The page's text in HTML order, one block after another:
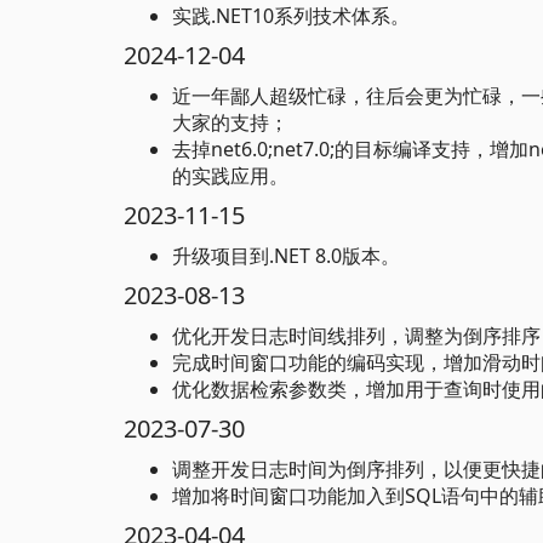
实践.NET10系列技术体系。
2024-12-04
近一年鄙人超级忙碌，往后会更为忙碌，
大家的支持；
去掉net6.0;net7.0;的目标编译支持，增加
的实践应用。
2023-11-15
升级项目到.NET 8.0版本。
2023-08-13
优化开发日志时间线排列，调整为倒序排
完成时间窗口功能的编码实现，增加滑动
优化数据检索参数类，增加用于查询时使
2023-07-30
调整开发日志时间为倒序排列，以便更快
增加将时间窗口功能加入到SQL语句中的
2023-04-04